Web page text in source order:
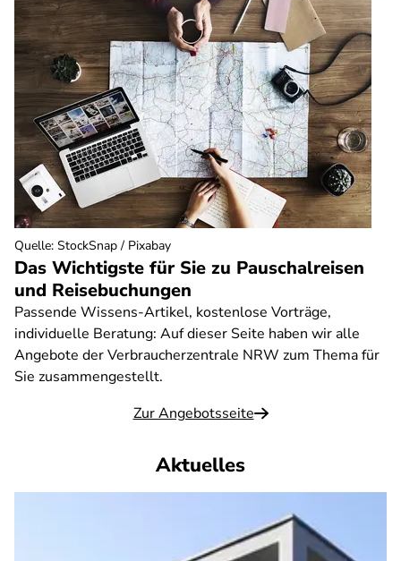
Das Wichtigste für Sie zu Pauschalreisen
und Reisebuchungen
Passende Wissens-Artikel, kostenlose Vorträge,
individuelle Beratung: Auf dieser Seite haben wir alle
Angebote der Verbraucherzentrale NRW zum Thema für
Sie zusammengestellt.
Zur Angebotsseite
Quelle: StockSnap / Pixabay
Aktuelles